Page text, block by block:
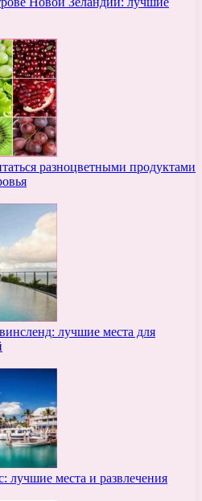
разноцветными продуктами
лучшие места для
места и развлечения